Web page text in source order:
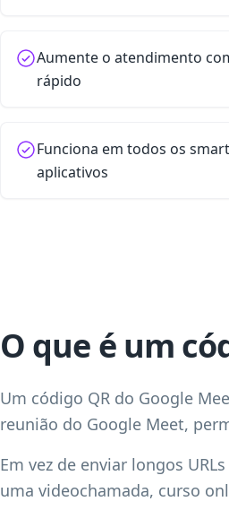
Aumente o atendimento
rápido
Funciona em todos os
aplicativos
O que é um
Um código QR do Google
reunião do Google Meet,
Em vez de enviar longos
uma videochamada, curso